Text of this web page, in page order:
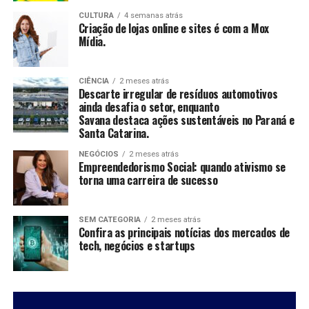
comprometidos e tivermos a fé inabalável.”
Gladstone
|Formada por Gabi Medeiros, Stevan Vieira e
Gabriel Cirilo, a Gladstone apresenta “Redenção”, uma
música sobre um relacionamento codependente. “É o
primeiro single da Gladstone e uma música de extrema
importância pra gente,” afirma a banda.
| Lucas Godoy, conhecido artisticamente como
Ramay, é um cantor, compositor, produtor e musicista
nascido em Curitiba. Com 33 anos, Ramay se destaca na
cena pop rock e reggae, deixando sua marca por onde
passa. Sua faixa “FUGIR PRA LONGE!” no álbum é uma
reflexão sobre a jornada da vida: “Problemas virão,
situações irão acontecer. Mas serve para a gente evoluir
durante a nossa caminhada por aqui. NEM TODA
FELICIDADE É PRA SEMPRE! E NEM TODA TRISTEZA É
ETERNA!”
CULTURA 4 semanas atrás
Criação de lojas online e sites é com a Mox
Mídia.
CIÊNCIA 2 meses atrás
Descarte irregular de resíduos automotivos
ainda desafia o setor, enquanto
Savana destaca ações sustentáveis no Paraná e
Santa Catarina.
NEGÓCIOS 2 meses atrás
Empreendedorismo Social: quando ativismo se
torna uma carreira de sucesso
SEM CATEGORIA 2 meses atrás
Confira as principais notícias dos mercados de
tech, negócios e startups